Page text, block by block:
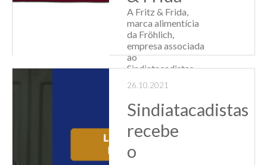
A Fritz & Frida,
marca alimentícia
da Fröhlich,
empresa associada
ao
Sindiatacadistas,
tem novidades que
já estão
disponíveis para os
mais de 13 mil
pontos de venda
que comercializam
a marca no Es...
26.10.2021
Sindiatacadistas
recebe
o